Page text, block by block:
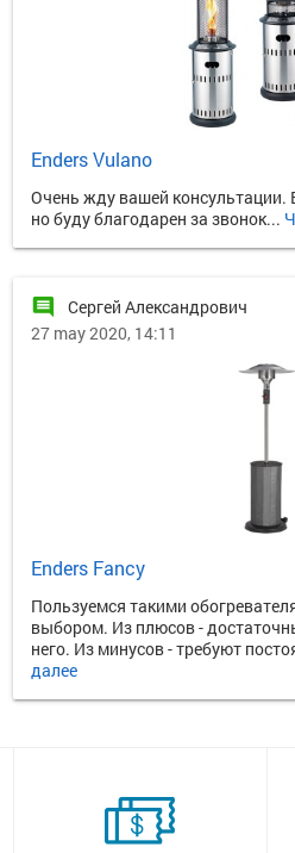
Enders Vulano
Очень жду вашей консультации.
но буду благодарен за звонок...
comment
Сергей Александрович
27 may 2020, 14:11
Enders Fancy
Пользуемся такими
выбором. Из плюсов -
него. Из минусов - требуют
далее